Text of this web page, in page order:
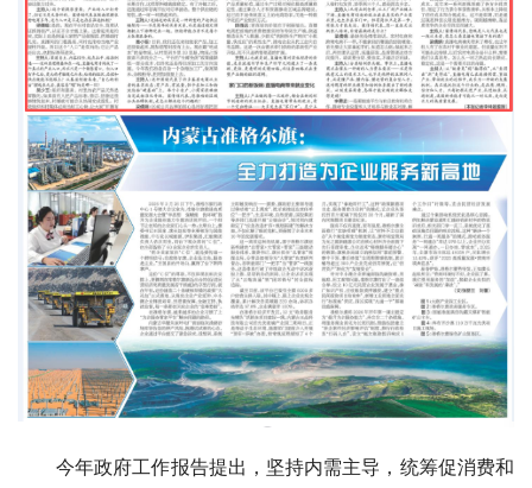
今年政府工作报告提出，坚持内需主导，统筹促消费和